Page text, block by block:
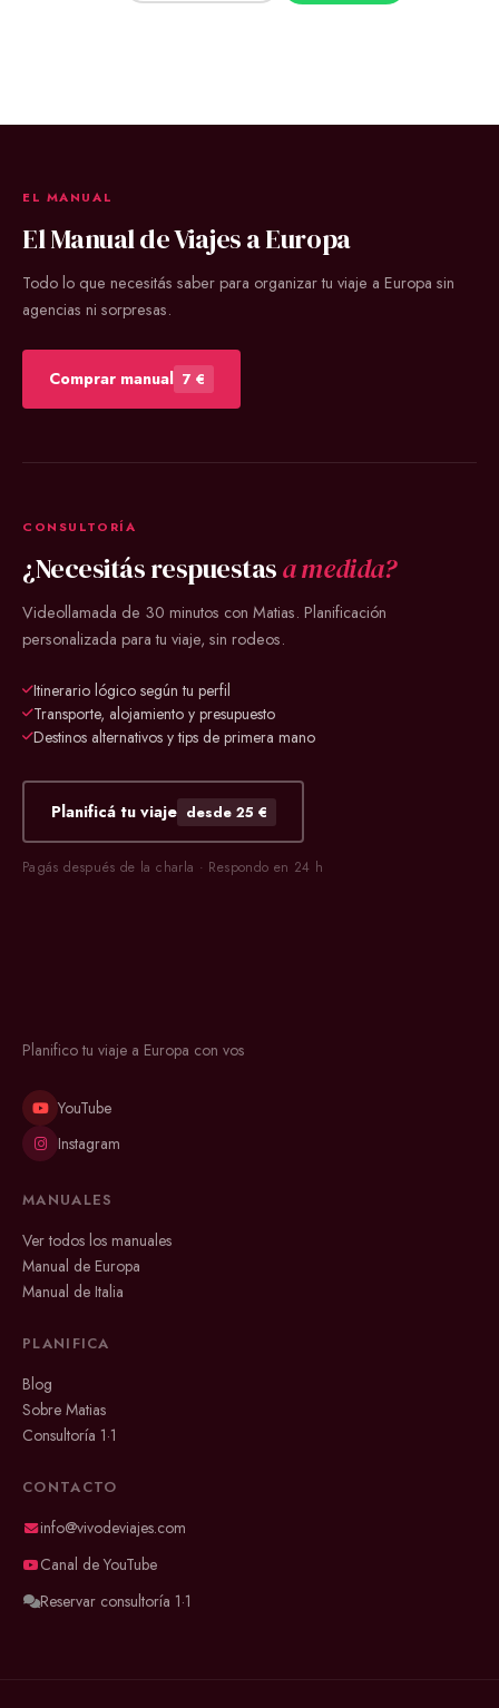
EL MANUAL
El Manual de Viajes a Europa
Todo lo que necesitás saber para organizar tu viaje a Europa sin
agencias ni sorpresas.
Comprar manual 7 €
CONSULTORÍA
¿Necesitás respuestasa medida?
Videollamada de 30 minutos con Matias. Planificación
personalizada para tu viaje, sin rodeos.
Itinerario lógico según tu perfil
Transporte, alojamiento y presupuesto
Destinos alternativos y tips de primera mano
Planificá tu viaje desde 25 €
Pagás después de la charla · Respondo en 24 h
Planifico tu viaje a Europa con vos
YouTube
Instagram
MANUALES
Ver todos los manuales
Manual de Europa
Manual de Italia
PLANIFICA
Blog
Sobre Matias
Consultoría 1·1
CONTACTO
info@vivodeviajes.com
Canal de YouTube
Reservar consultoría 1·1